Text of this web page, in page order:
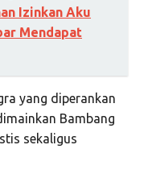
Izinkan Aku
Mendapat
yang diperankan
Bambang
sekaligus